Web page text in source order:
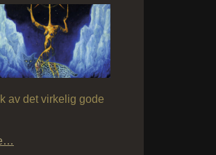
av det virkelig gode